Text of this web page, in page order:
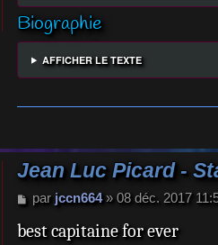
Biographie
AFFICHER LE TEXTE
Jean Luc Picard -
M
s
par jccn664» 08 déc. 2017
best capitaine for ever